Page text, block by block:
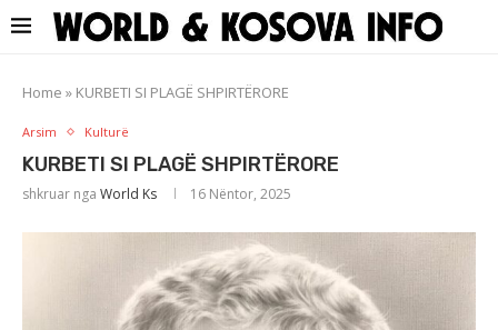
Home » KURBETI SI PLAGË SHPIRTËRORE
Arsim Kulturë
KURBETI SI PLAGË SHPIRTËRORE
shkruar nga World Ks 16 Nëntor, 2025